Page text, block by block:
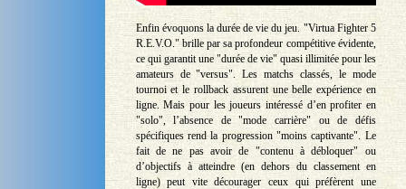
Enfin évoquons la durée de vie du jeu. "Virtua Fighter 5
R.E.V.O." brille par sa profondeur compétitive évidente,
ce qui garantit une "durée de vie" quasi illimitée pour les
amateurs de "versus". Les matchs classés, le mode
tournoi et le rollback assurent une belle expérience en
ligne. Mais pour les joueurs intéressé d’en profiter en
"solo", l’absence de "mode carrière" ou de défis
spécifiques rend la progression "moins captivante". Le
fait de ne pas avoir de "contenu à débloquer" ou
d’objectifs à atteindre (en dehors du classement en
ligne) peut vite décourager ceux qui préfèrent une